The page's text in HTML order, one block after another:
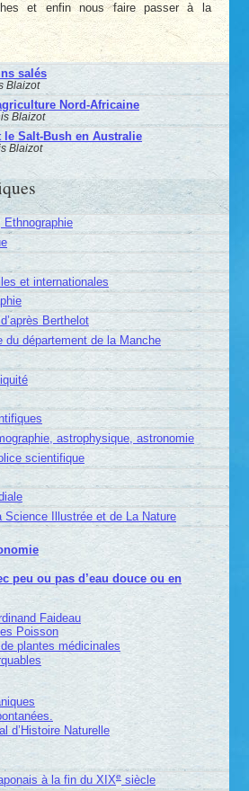
et enfin nous faire passer à la
salés
Blaizot
Nord-Africaine
Blaizot
le Salt-Bush en Australie
Blaizot
et internationales
Berthelot
du département de la Manche
astrophysique, astronomie
scientifique
Science Illustrée et de La Nature
peu ou pas d’eau douce ou en
Faideau
Poisson
de plantes médicinales
d’Histoire Naturelle
à la fin du XIXesiècle